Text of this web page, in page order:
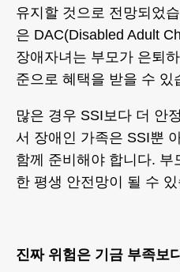
유지할 것으로 전망되었
은 DAC(Disabled Adult
장애자녀는 부모가 은퇴
준으로 혜택을 받을 수 있
많은 경우 SSI보다 더 안
서 장애인 가족은 SSI뿐
함께 준비해야 합니다.
한 평생 안전망이 될 수
진짜 위험은 기금 부족보